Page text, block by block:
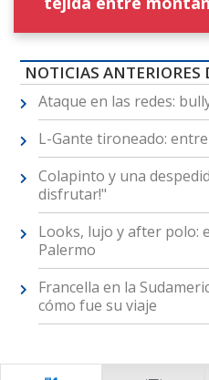
NOTICIAS ANTERIORES
Ataque en las redes:
L-Gante tironeado:
Colapinto y una
disfrutar!"
Looks, lujo y after polo:
Palermo
Francella en la
cómo fue su viaje